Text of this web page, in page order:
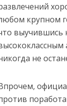
крупном
выучившись
не